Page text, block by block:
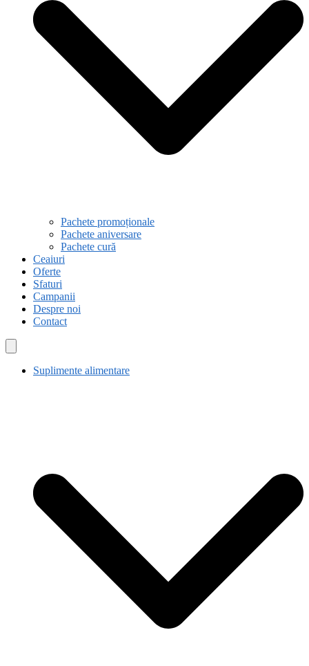
Pachete promoționale
Pachete aniversare
Pachete cură
Ceaiuri
Oferte
Sfaturi
Campanii
Despre noi
Contact
Suplimente alimentare